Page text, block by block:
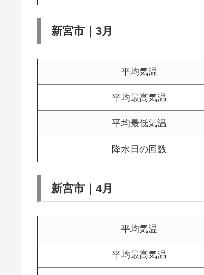
新宮市｜3月
平均気温
平均最高気温
平均最低気温
降水日の回数
新宮市｜4月
平均気温
平均最高気温